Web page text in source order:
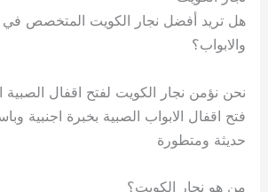
هل تريد أفضل نجار الكويت المتخصص في
والابواب؟
نحن نؤمن نجار الكويت لفتح اقفال
فتح اقفال الابواب الصبية بخبرة اجنبية
حديثة ومتطورة
من هو نجار الكويت؟